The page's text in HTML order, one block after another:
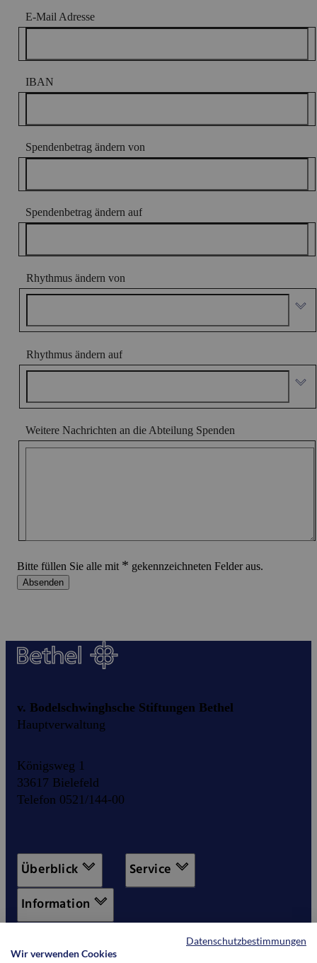
E-Mail Adresse
IBAN
Spendenbetrag ändern von
Spendenbetrag ändern auf
Rhythmus ändern von
Rhythmus ändern auf
Weitere Nachrichten an die Abteilung Spenden
Bitte füllen Sie alle mit * gekennzeichneten Felder aus.
Absenden
v. Bodelschwinghsche Stiftungen Bethel
Hauptverwaltung
Königsweg 1
33617 Bielefeld
Telefon 0521/144-00
Überblick
Service
Information
Datenschutzbestimmungen
Wir verwenden Cookies